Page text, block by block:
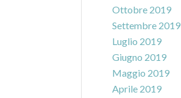
Ottobre 2019
Settembre 2019
Luglio 2019
Giugno 2019
Maggio 2019
Aprile 2019